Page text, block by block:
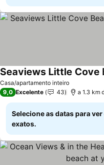
Casa/apartamento inteiro
9,0 Excelente 43 a 1.3 km
Selecione as datas para
exatos.